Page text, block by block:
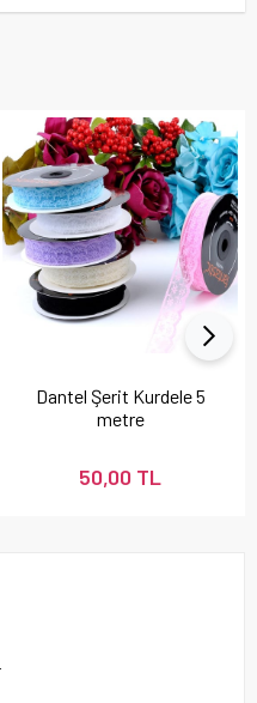
Dantel Şerit Kurdele 5
metre
50,00 TL